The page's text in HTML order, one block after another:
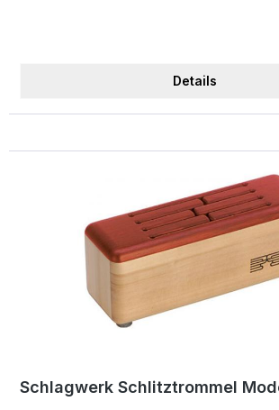
bzw. geschnittene Edelhölzer werden
einzeln zusammengesetzt. Vollendet
Highlights: Schlagfläche: "mocca" -
Makassar Korpus: Buche comfort
Abmessungen: 30 x 30 x 50 cm
Snaretechnik mit individuellen Cw²
inkl. Sp60 Ledersitzkissen Highlights Fineline Serie
Modell "Mocca" Schlagfläche:
Makassar Geschälte bzw.
werden für die Oberflächen der
Gesicht Buchenholz Korpus mit
Details
Schlagwerk Schlitztrommel